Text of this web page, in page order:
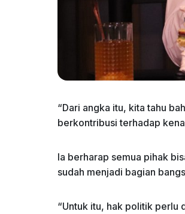
“Dari angka itu, kita tahu
berkontribusi terhadap
Ia berharap semua pihak
sudah menjadi bagian
“Untuk itu, hak politik perlu